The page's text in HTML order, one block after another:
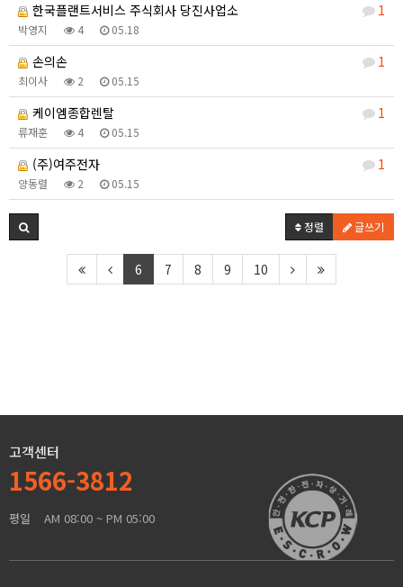
1
한국플랜트서비스 주식회사 당진사업소
박영지 4 05.18
1
손의손
최이사 2 05.15
1
케이엠종합렌탈
류재훈 4 05.15
1
(주)여주전자
양동렬 2 05.15
정렬 글쓰기
6 7 8 9 10
고객센터
1566-3812
평일 AM 08:00 ~ PM 05:00